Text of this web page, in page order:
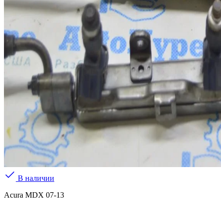
В наличии
Acura MDX 07-13